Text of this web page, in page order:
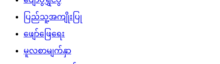
ပြည်သူ့အကျိုးပြု
ဖျော်ဖြေရေး
မူလစာမျက်နှာ